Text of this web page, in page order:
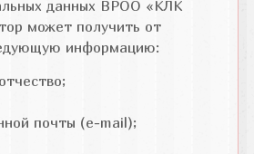
данных ВРОО «КЛК
может получить от
информацию:
почты (e-mail);